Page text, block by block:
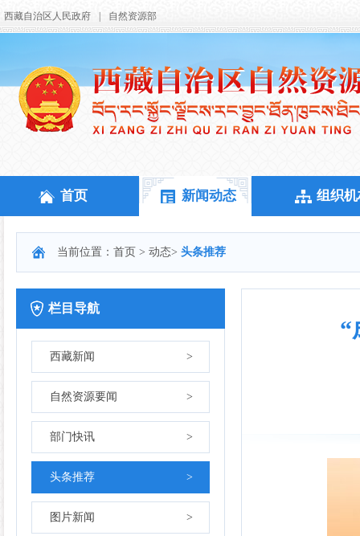
西藏自治区人民政府 自然资源部
首页 新闻动态 组织
当前位置： 首页 > 动态> 头条推荐
栏目导航
西藏新闻 >
自然资源要闻 >
部门快讯 >
头条推荐 >
图片新闻 >
“